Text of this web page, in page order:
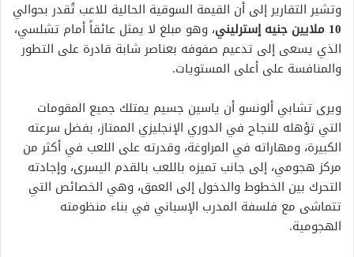
وتشير التقارير إلى أن القيمة السوقية الحالية للاعب تُقدر بحوالي
10 ملايين جنيه إسترليني
، وهو مبلغ لا يمثل عائقاً أمام تشلسي،
الذي يسعى إلى تدعيم صفوفه بعناصر شابة قادرة على التطور
والمنافسة على أعلى المستويات.
ويرى تشابي ألونسو أن ياسين جسيم يمتلك جميع المقومات
التي تؤهله للنجاح في الدوري الإنجليزي الممتاز، بفضل سرعته
الكبيرة، ومهاراته في المراوغة، وقدرته على اللعب في أكثر من
مركز هجومي، إلى جانب تميزه باللعب بالقدم اليسرى، وإجادته
التحرك بين الخطوط والدخول إلى العمق، وهي الخصائص التي
تتماشى مع فلسفة المدرب الإسباني في بناء منظومته
الهجومية.